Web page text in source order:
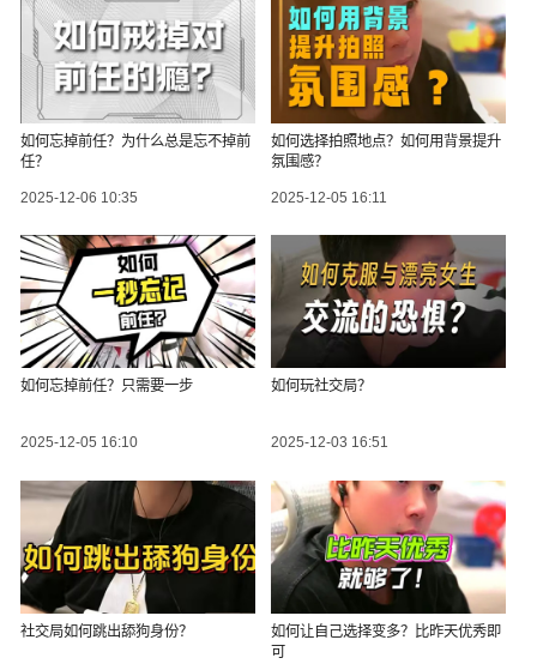
如何忘掉前任？为什么总是忘不掉前
任？
2025-12-06 10:35
如何选择拍照地点？如何用背景提升
氛围感？
2025-12-05 16:11
如何忘掉前任？只需要一步
2025-12-05 16:10
如何玩社交局？
2025-12-03 16:51
社交局如何跳出舔狗身份？
如何让自己选择变多？比昨天优秀即
可